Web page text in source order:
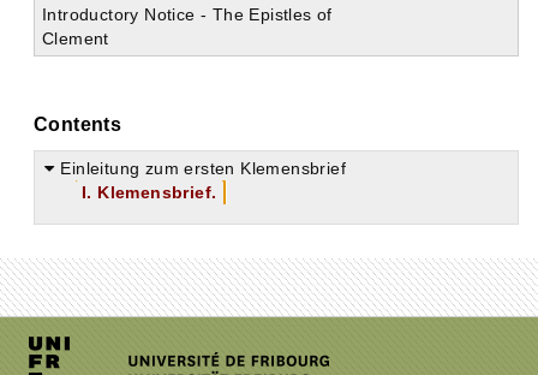
Introductory Notice - The Epistles of
Clement
Contents
Einleitung zum ersten Klemensbrief
I. Klemensbrief.